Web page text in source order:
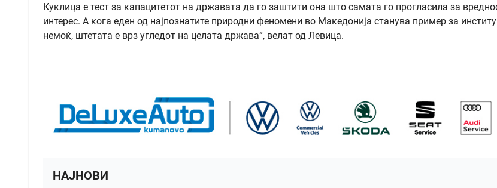
Куклица е тест за капацитетот на државата да го заштити она што самата го прогласила за
интерес. А кога еден од најпознатите природни феномени во Македонија станува пример за
немоќ, штетата е врз угледот на целата држава“, велат од Левица.
НАЈНОВИ